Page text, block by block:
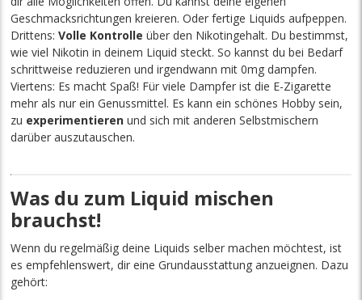
Geschmacksrichtungen kreieren. Oder fertige Liquids aufpeppen.
Drittens:Volle Kontrolle über den Nikotingehalt. Du bestimmst,
wie viel Nikotin in deinem Liquid steckt. So kannst du bei Bedarf
schrittweise reduzieren und irgendwann mit 0mg dampfen.
Viertens: Es macht Spaß! Für viele Dampfer ist die E-Zigarette
mehr als nur ein Genussmittel. Es kann ein schönes Hobby sein,
zu experimentieren und sich mit anderen Selbstmischern
darüber auszutauschen.
Was du zum Liquid mischen
brauchst!
Wenn du regelmäßig deine Liquids selber machen möchtest, ist
es empfehlenswert, dir eine Grundausstattung anzueignen. Dazu
gehört: